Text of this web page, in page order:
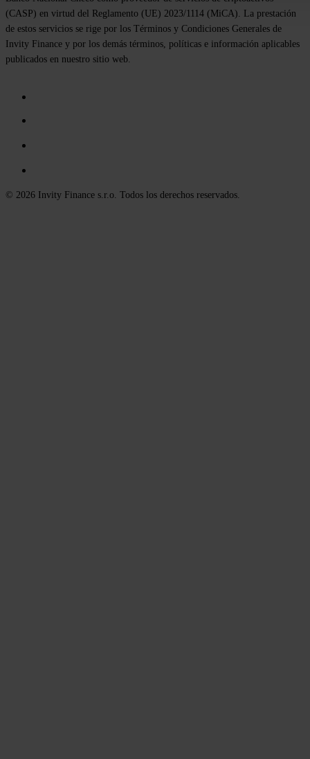
(CASP) en virtud del Reglamento (UE) 2023/1114 (MiCA). La prestación
de estos servicios se rige por los Términos y Condiciones Generales de
Invity Finance y por los demás términos, políticas e información aplicables
publicados en nuestro sitio web.
© 2026 Invity Finance s.r.o. Todos los derechos reservados.